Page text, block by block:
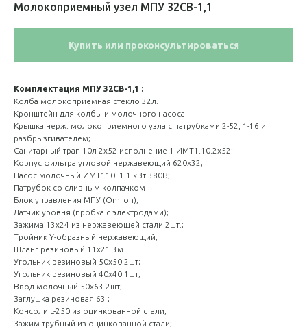
Молокоприемный узел МПУ 32СВ-1,1
Купить или проконсультироваться
Комплектация МПУ 32СВ-1,1 :
Колба молокоприемная стекло 32л.
Кронштейн для колбы и молочного насоса
Крышка нерж. молокоприемного узла с патрубками 2-52, 1-16 и
разбрызгивателем;
Санитарный трап 10л 2х52 исполнение 1 ИМТ1.10.2х52;
Корпус фильтра угловой нержавеющий 620х32;
Насос молочный ИМТ110 1.1 кВт 380В;
Патрубок со сливным колпачком
Блок управления МПУ (Omron);
Датчик уровня (пробка с электродами);
Зажима 13х24 из нержавеющей стали 2шт.;
Тройник Y-образный нержавеющий;
Шланг резиновый 11х21 3м
Угольник резиновый 50х50 2шт;
Угольник резиновый 40х40 1шт;
Ввод молочный 50х63 2шт;
Заглушка резиновая 63 ;
Консоли L-250 из оцинкованной стали;
Зажим трубный из оцинкованной стали;